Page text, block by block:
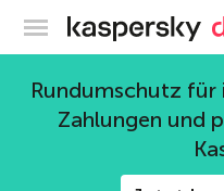
Rundumschutz für
Zahlungen und